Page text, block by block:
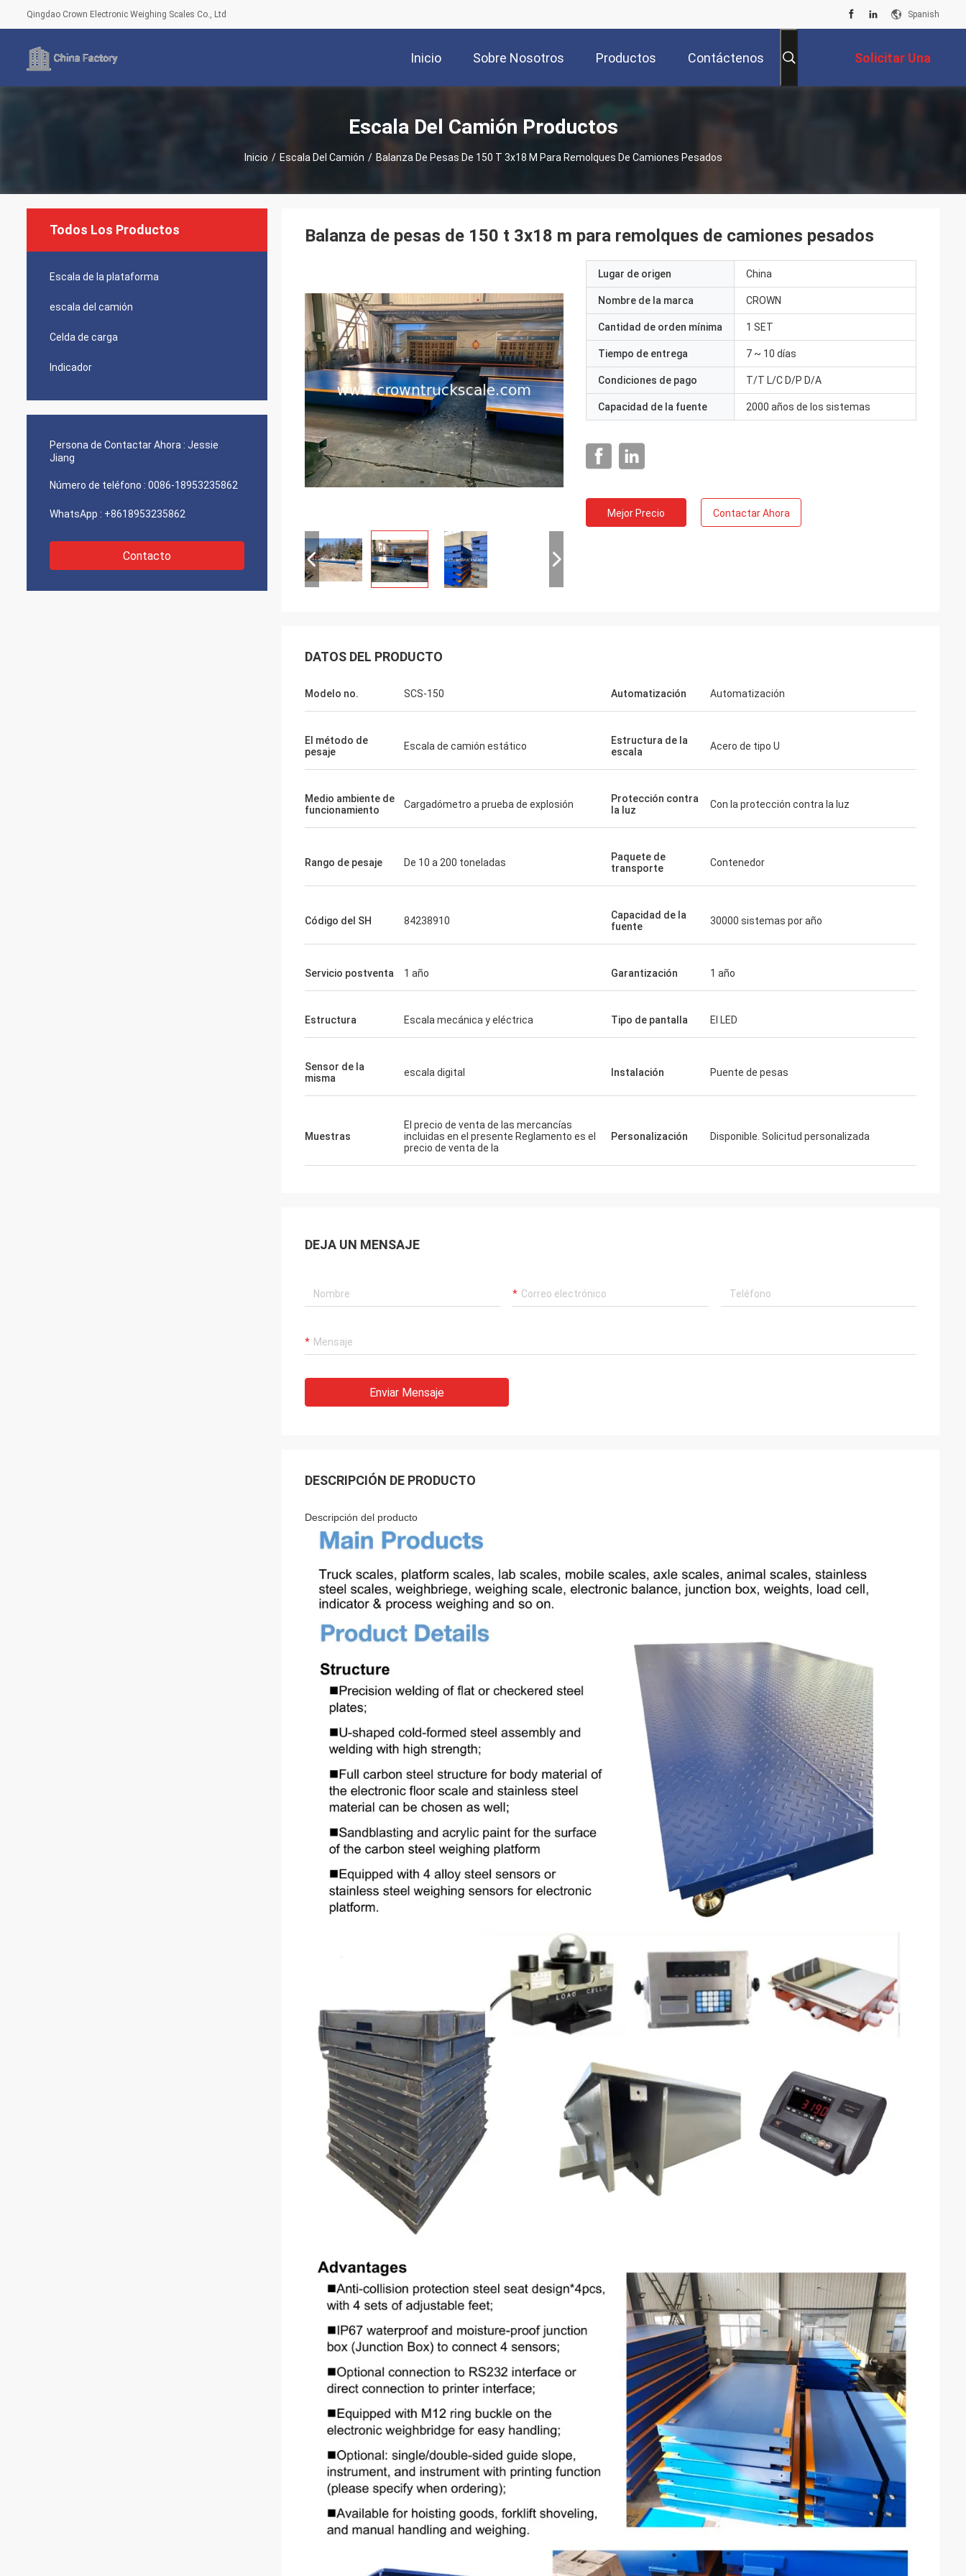
Qingdao Crown Electronic Weighing Scales Co., Ltd Spanish
Inicio Sobre Nosotros Productos Contáctenos Solicitar Una
Cotización
Escala Del Camión Productos
Inicio / Escala Del Camión / Balanza De Pesas De 150 T 3x18 M Para Remolques De Camiones Pesados
Todos Los Productos
Escala de la plataforma
escala del camión
Celda de carga
Indicador
Persona de Contactar Ahora : Jessie
Jiang
Número de teléfono : 0086-18953235862
WhatsApp : +8618953235862
Contacto
Balanza de pesas de 150 t 3x18 m para remolques de camiones pesados
Lugar de origen China
Nombre de la marca CROWN
Cantidad de orden mínima 1 SET
Tiempo de entrega 7 ~ 10 días
Condiciones de pago T/T L/C D/P D/A
Capacidad de la fuente 2000 años de los sistemas
Mejor Precio Contactar Ahora
DATOS DEL PRODUCTO
Modelo no. SCS-150 Automatización Automatización
El método de
pesaje
Escala de camión estático
Estructura de la
escala
Acero de tipo U
Medio ambiente de
funcionamiento
Cargadómetro a prueba de explosión
Protección contra
la luz
Con la protección contra la luz
Rango de pesaje De 10 a 200 toneladas
Paquete de
transporte
Contenedor
Código del SH 84238910
Capacidad de la
fuente
30000 sistemas por año
Servicio postventa 1 año Garantización 1 año
Estructura Escala mecánica y eléctrica Tipo de pantalla El LED
Sensor de la
misma
escala digital Instalación Puente de pesas
Muestras
El precio de venta de las mercancías
incluidas en el presente Reglamento es el
precio de venta de la
Personalización Disponible. Solicitud personalizada
DEJA UN MENSAJE
Enviar Mensaje
DESCRIPCIÓN DE PRODUCTO
Descripción del producto